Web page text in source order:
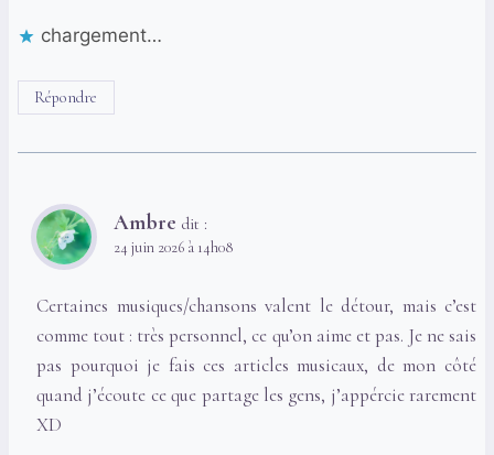
chargement…
Répondre
Ambre dit :
24 juin 2026 à 14h08
Certaines musiques/chansons valent le détour, mais c’est
comme tout : très personnel, ce qu’on aime et pas. Je ne sais
pas pourquoi je fais ces articles musicaux, de mon côté
quand j’écoute ce que partage les gens, j’appércie rarement
XD